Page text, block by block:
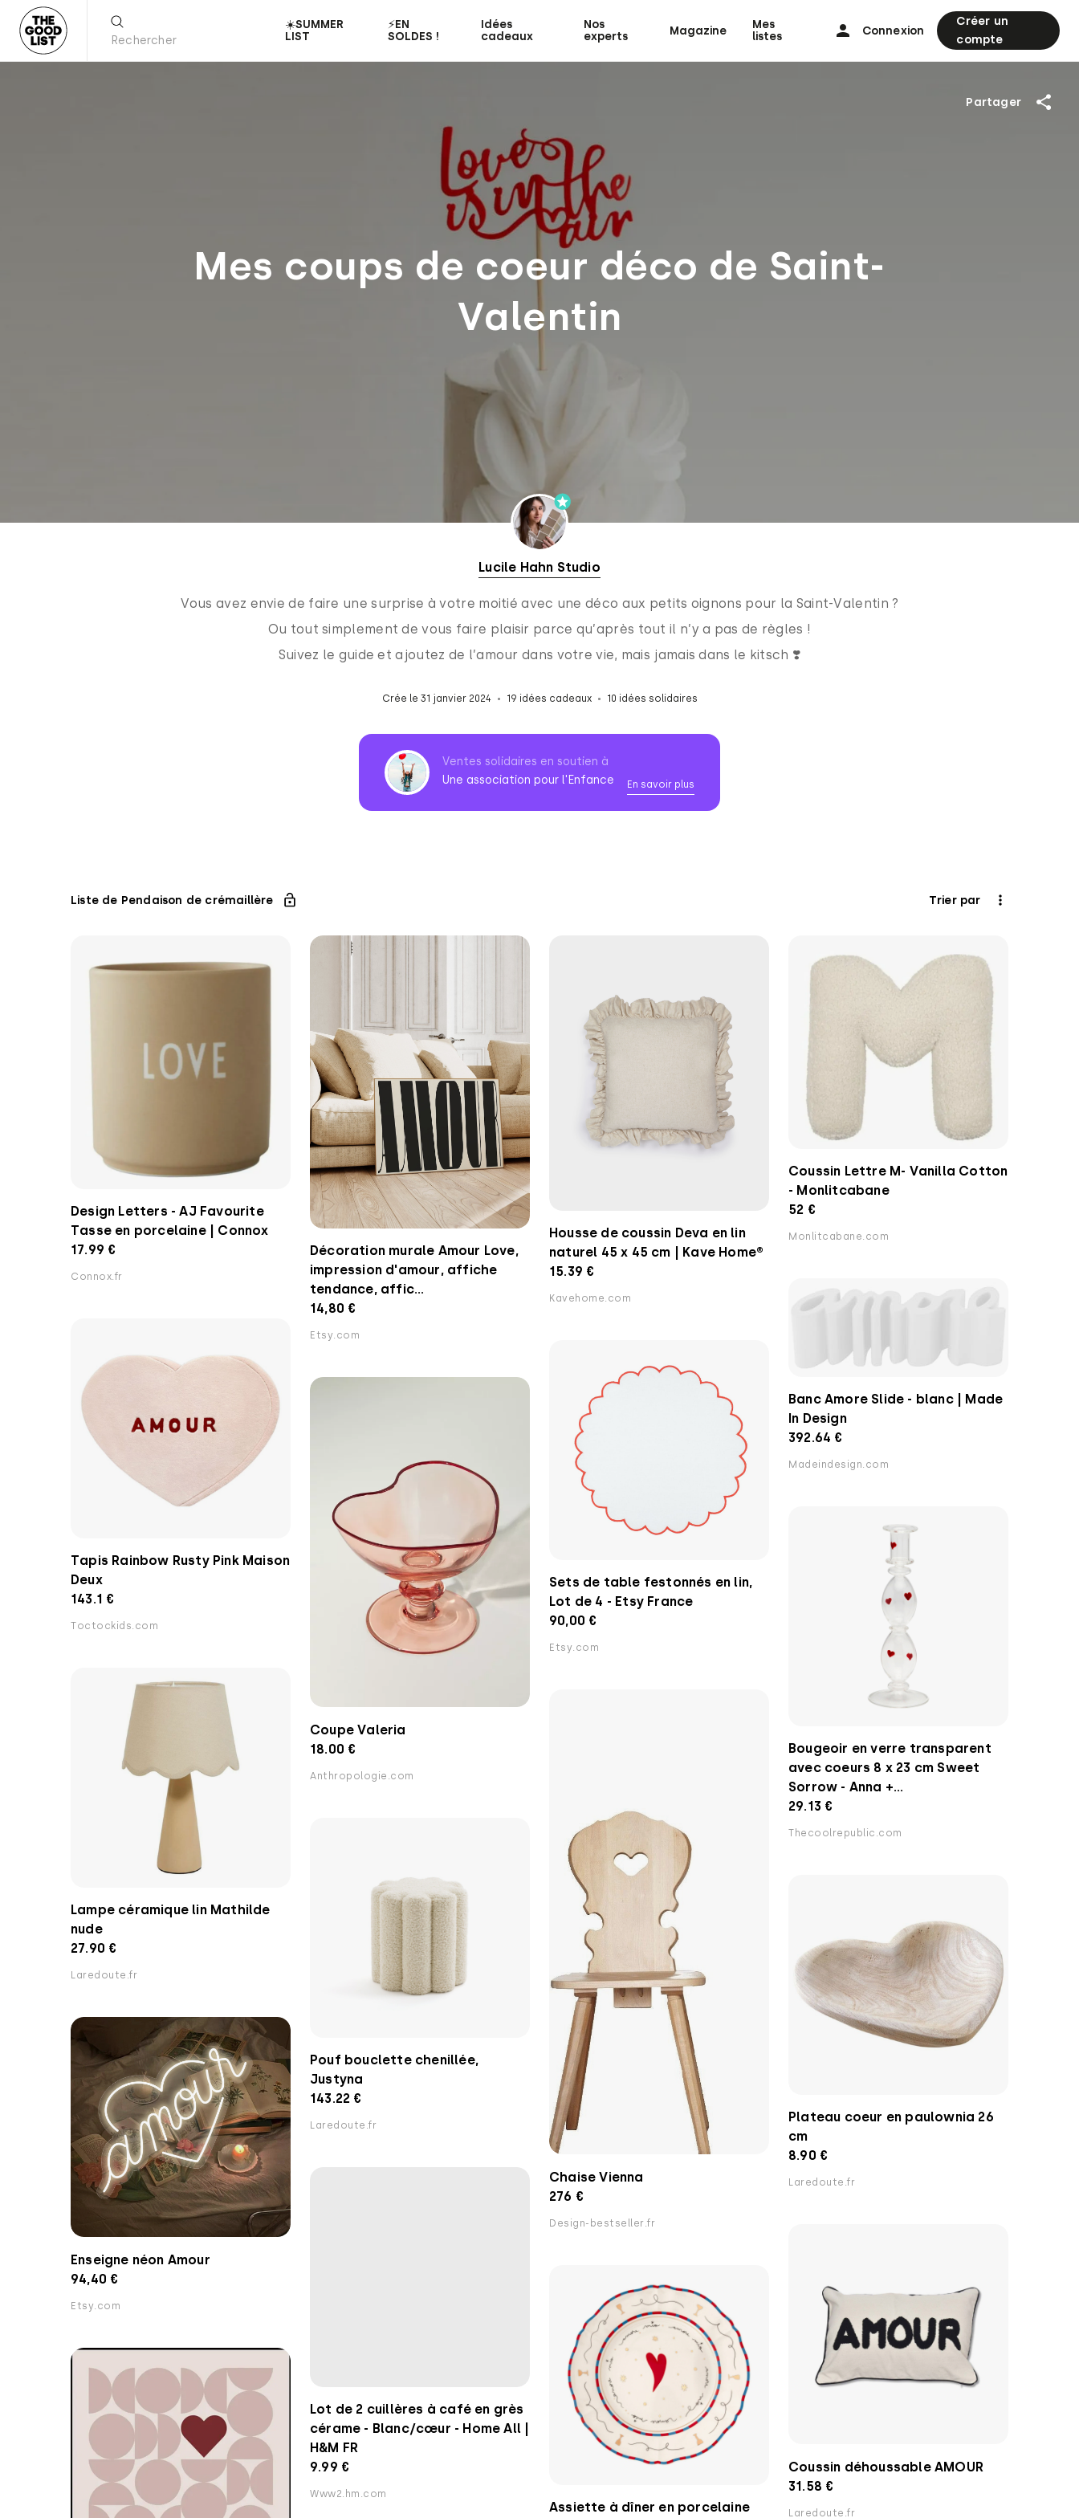
☀️SUMMER
LIST
⚡️EN
SOLDES !
Idées
cadeaux
Nos
experts
Magazine
Mes
listes
Connexion
Créer un
compte
Mes coups de coeur déco de Saint-
Valentin
Partager
Lucile Hahn Studio
Vous avez envie de faire une surprise à votre moitié avec une déco aux petits oignons pour la Saint-Valentin ?
Ou tout simplement de vous faire plaisir parce qu’après tout il n’y a pas de règles !
Suivez le guide et ajoutez de l’amour dans votre vie, mais jamais dans le kitsch ❣️
Crée le 31 janvier 2024 19 idées cadeaux 10 idées solidaires
Ventes solidaires en soutien à
Une association pour l'Enfance
En savoir plus
Liste de Pendaison de crémaillère Trier par
Design Letters - AJ Favourite
Tasse en porcelaine | Connox
17.99 €
Connox.fr
Décoration murale Amour Love,
impression d'amour, affiche
tendance, affic...
14,80 €
Etsy.com
Housse de coussin Deva en lin
naturel 45 x 45 cm | Kave Home®
15.39 €
Kavehome.com
Coussin Lettre M- Vanilla Cotton
- Monlitcabane
52 €
Monlitcabane.com
Banc Amore Slide - blanc | Made
In Design
392.64 €
Madeindesign.com
Tapis Rainbow Rusty Pink Maison
Deux
143.1 €
Toctockids.com
Sets de table festonnés en lin,
Lot de 4 - Etsy France
90,00 €
Etsy.com
Coupe Valeria
18.00 €
Anthropologie.com
Bougeoir en verre transparent
avec coeurs 8 x 23 cm Sweet
Sorrow - Anna +...
29.13 €
Thecoolrepublic.com
Lampe céramique lin Mathilde
nude
27.90 €
Laredoute.fr
Chaise Vienna
276 €
Design-bestseller.fr
Pouf bouclette chenillée,
Justyna
143.22 €
Laredoute.fr
Plateau coeur en paulownia 26
cm
8.90 €
Laredoute.fr
Enseigne néon Amour
94,40 €
Etsy.com
Lot de 2 cuillères à café en grès
cérame - Blanc/cœur - Home All |
H&M FR
9.99 €
Www2.hm.com
Coussin déhoussable AMOUR
31.58 €
Laredoute.fr
Assiette à dîner en porcelaine